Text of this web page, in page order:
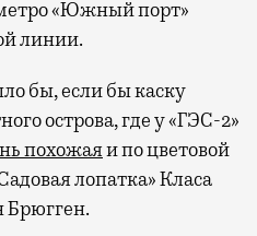
«Южный порт»
линии.
бы, если бы каску
острова, где у «ГЭС-2»
похожаяи по цветовой
лопатка» Класа
Брюгген.